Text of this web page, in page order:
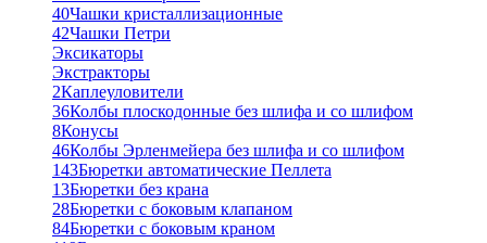
40Чашки кристаллизационные
42Чашки Петри
Эксикаторы
Экстракторы
2Каплеуловители
36Колбы плоскодонные без шлифа и со шлифом
8Конусы
46Колбы Эрленмейера без шлифа и со шлифом
143Бюретки автоматические Пеллета
13Бюретки без крана
28Бюретки с боковым клапаном
84Бюретки с боковым краном